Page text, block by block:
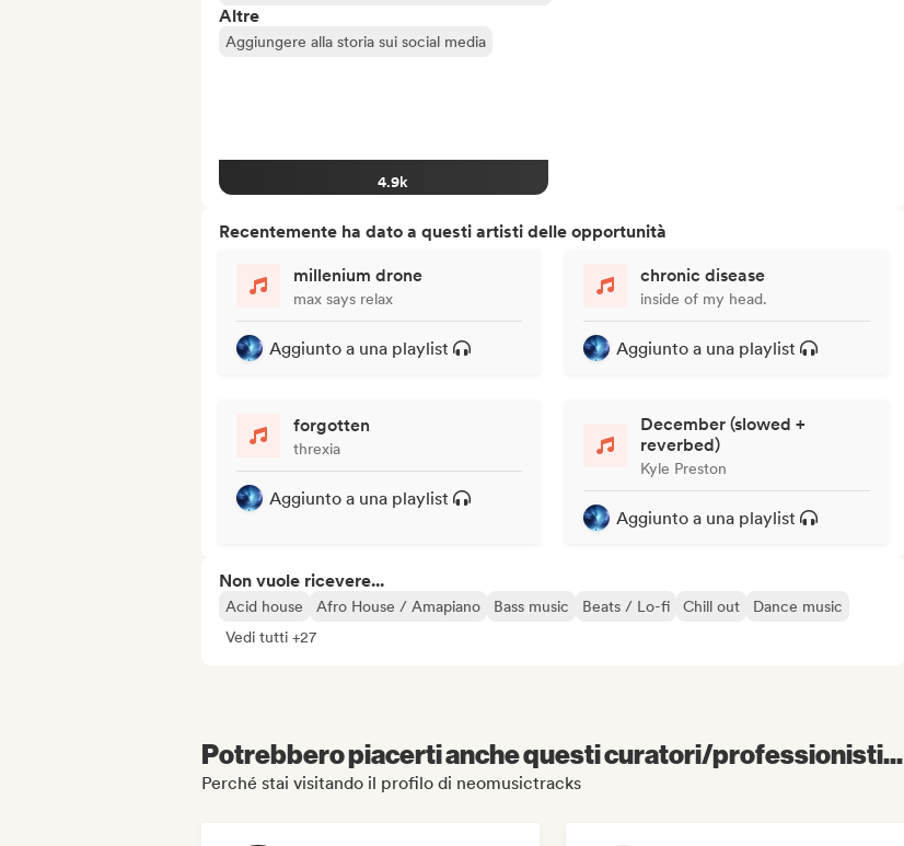
Altre
Aggiungere alla storia sui social media
4.9k
Recentemente ha dato a questi artisti delle opportunità
millenium drone
max says relax
Aggiunto a una playlist
chronic disease
inside of my head.
Aggiunto a una playlist
forgotten
threxia
Aggiunto a una playlist
December (slowed +
reverbed)
Kyle Preston
Aggiunto a una playlist
Non vuole ricevere...
Acid house Afro House / Amapiano Bass music Beats / Lo-fi Chill out
Dance music
Vedi tutti +27
Potrebbero piacerti anche questi curatori/professionisti...
Perché stai visitando il profilo di neomusictracks